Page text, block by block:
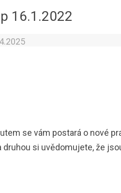
16.1.2022
se vám postará o nové
druhou si uvědomujete, že